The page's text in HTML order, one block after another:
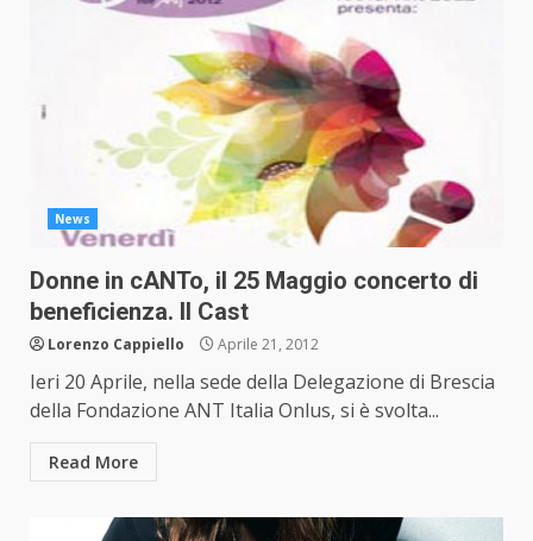
News
Donne in cANTo, il 25 Maggio concerto di
beneficienza. Il Cast
Lorenzo Cappiello Aprile 21, 2012
Ieri 20 Aprile, nella sede della Delegazione di Brescia
della Fondazione ANT Italia Onlus, si è svolta...
Read More